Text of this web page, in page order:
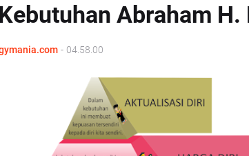
Abraham H.
- 04.58.00